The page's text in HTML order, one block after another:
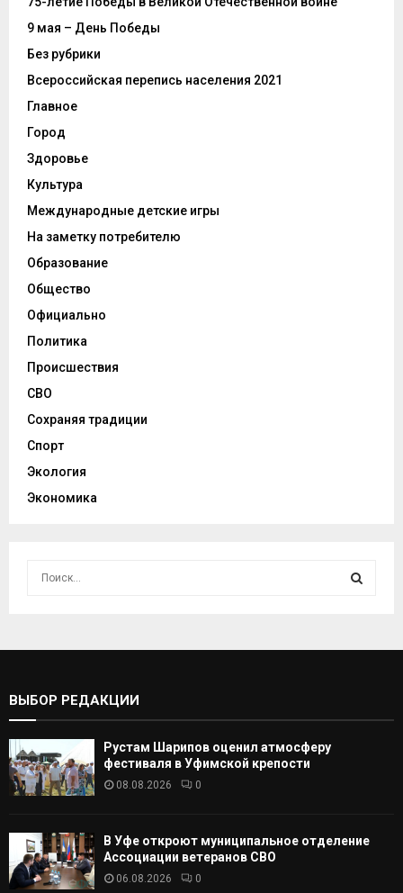
9 мая – День Победы
Без рубрики
Всероссийская перепись населения 2021
Главное
Город
Здоровье
Культура
Международные детские игры
На заметку потребителю
Образование
Общество
Официально
Политика
Происшествия
СВО
Сохраняя традиции
Спорт
Экология
Экономика
С
А
ВЫБОР РЕДАКЦИИ
Рустам Шарипов оценил атмосферу
фестиваля в Уфимской крепости
08.08.2026 0
В Уфе откроют муниципальное отделение
Ассоциации ветеранов СВО
06.08.2026 0